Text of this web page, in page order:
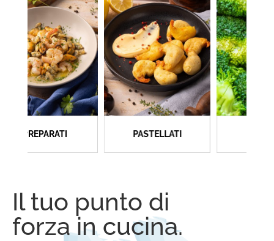
PREPARATI PASTELLATI
Il tuo punto di
forza in cucina.